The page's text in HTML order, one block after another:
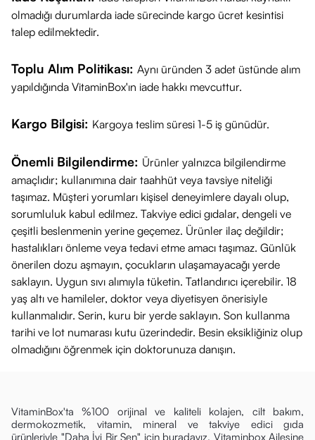
olmadığı durumlarda iade sürecinde kargo ücret kesintisi
talep edilmektedir.
Toplu Alım Politikası: Aynı üründen 3 adet üstünde alım
yapıldığında VitaminBox'ın iade hakkı mevcuttur.
Kargo Bilgisi: Kargoya teslim süresi 1-5 iş günüdür.
Önemli Bilgilendirme: Ürünler yalnızca bilgilendirme
amaçlıdır; kullanımına dair taahhüt veya tavsiye niteliği
taşımaz. Müşteri yorumları kişisel deneyimlere dayalı olup,
sorumluluk kabul edilmez. Takviye edici gıdalar, dengeli ve
çeşitli beslenmenin yerine geçemez. Ürünler ilaç değildir;
hastalıkları önleme veya tedavi etme amacı taşımaz. Günlük
önerilen dozu aşmayın, çocukların ulaşamayacağı yerde
saklayın. Uygun sıvı alımıyla tüketin. Tatlandırıcı içerebilir. 18
yaş altı ve hamileler, doktor veya diyetisyen önerisiyle
kullanmalıdır. Serin, kuru bir yerde saklayın. Son kullanma
tarihi ve lot numarası kutu üzerindedir. Besin eksikliğiniz olup
olmadığını öğrenmek için doktorunuza danışın.
VitaminBox'ta %100 orijinal ve kaliteli kolajen, cilt bakım,
dermokozmetik, vitamin, mineral ve takviye edici gıda
ürünleriyle "Daha İyi Bir Sen" için buradayız. Vitaminbox Ailesine